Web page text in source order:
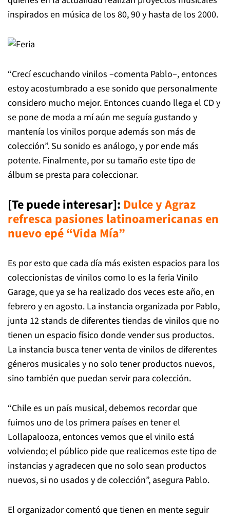
inspirados en música de los 80, 90 y hasta de los 2000.
“Crecí escuchando vinilos –comenta Pablo–, entonces
estoy acostumbrado a ese sonido que personalmente
considero mucho mejor. Entonces cuando llega el CD y
se pone de moda a mí aún me seguía gustando y
mantenía los vinilos porque además son más de
colección”. Su sonido es análogo, y por ende más
potente. Finalmente, por su tamaño este tipo de
álbum se presta para coleccionar.
[Te puede interesar]: Dulce y Agraz
refresca pasiones latinoamericanas en
nuevo epé “Vida Mía”
Es por esto que cada día más existen espacios para los
coleccionistas de vinilos como lo es la feria Vinilo
Garage, que ya se ha realizado dos veces este año, en
febrero y en agosto. La instancia organizada por Pablo,
junta 12 stands de diferentes tiendas de vinilos que no
tienen un espacio físico donde vender sus productos.
La instancia busca tener venta de vinilos de diferentes
géneros musicales y no solo tener productos nuevos,
sino también que puedan servir para colección.
“Chile es un país musical, debemos recordar que
fuimos uno de los primera países en tener el
Lollapalooza, entonces vemos que el vinilo está
volviendo; el público pide que realicemos este tipo de
instancias y agradecen que no solo sean productos
nuevos, si no usados y de colección”, asegura Pablo.
El organizador comentó que tienen en mente seguir